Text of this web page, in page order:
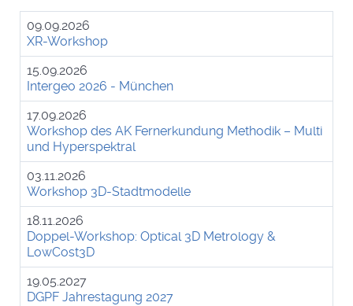
09.09.2026
XR-Workshop
15.09.2026
Intergeo 2026 - München
17.09.2026
Workshop des AK Fernerkundung Methodik – Multi
und Hyperspektral
03.11.2026
Workshop 3D-Stadtmodelle
18.11.2026
Doppel-Workshop: Optical 3D Metrology &
LowCost3D
19.05.2027
DGPF Jahrestagung 2027